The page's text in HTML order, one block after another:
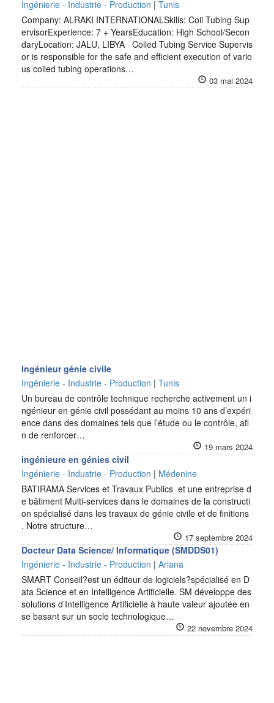
Ingénierie - Industrie - Production | Tunis
Company: ALRAKI INTERNATIONALSkills: Coil Tubing Sup
ervisorExperience: 7 + YearsEducation: High School/Secon
daryLocation: JALU, LIBYA Coiled Tubing Service Supervis
or is responsible for the safe and efficient execution of vario
us coiled tubing operations…
03 mai 2024
Ingénieur génie civile
Ingénierie - Industrie - Production | Tunis
Un bureau de contrôle technique recherche activement un i
ngénieur en génie civil possédant au moins 10 ans d’expéri
ence dans des domaines tels que l’étude ou le contrôle, afi
n de renforcer…
19 mars 2024
ingénieure en génies civil
Ingénierie - Industrie - Production | Médenine
BATIRAMA Services et Travaux Publics et une entreprise d
e bâtiment Multi-services dans le domaines de la constructi
on spécialisé dans les travaux de génie civile et de finitions
. Notre structure…
17 septembre 2024
Docteur Data Science/ Informatique (SMDDS01)
Ingénierie - Industrie - Production | Ariana
SMART Conseil?est un éditeur de logiciels?spécialisé en D
ata Science et en Intelligence Artificielle. SM développe des
solutions d’Intelligence Artificielle à haute valeur ajoutée en
se basant sur un socle technologique…
22 novembre 2024